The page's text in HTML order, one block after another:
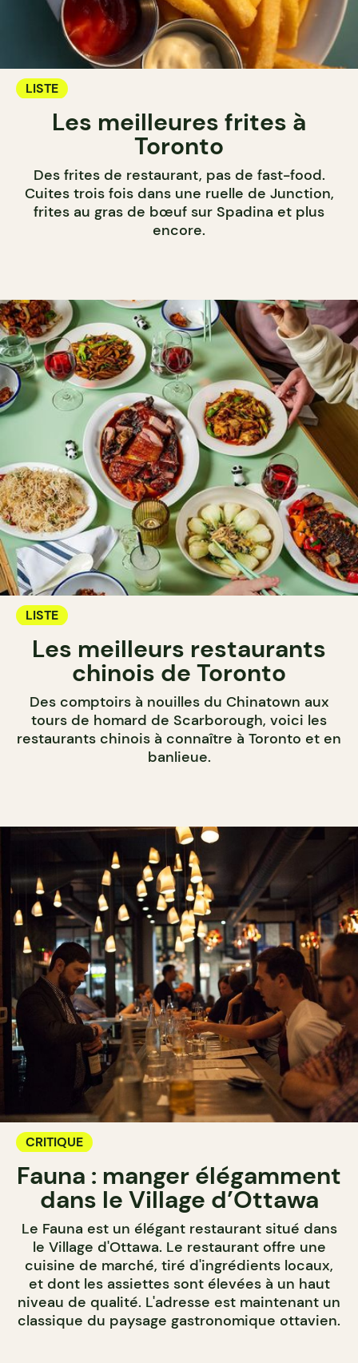
LISTE
Les meilleures frites à
Toronto
Des frites de restaurant, pas de fast-food.
Cuites trois fois dans une ruelle de Junction,
frites au gras de bœuf sur Spadina et plus
encore.
LISTE
Les meilleurs restaurants
chinois de Toronto
Des comptoirs à nouilles du Chinatown aux
tours de homard de Scarborough, voici les
restaurants chinois à connaître à Toronto et en
banlieue.
CRITIQUE
Fauna : manger élégamment
dans le Village d’Ottawa
Le Fauna est un élégant restaurant situé dans
le Village d'Ottawa. Le restaurant offre une
cuisine de marché, tiré d'ingrédients locaux,
et dont les assiettes sont élevées à un haut
niveau de qualité. L'adresse est maintenant un
classique du paysage gastronomique ottavien.